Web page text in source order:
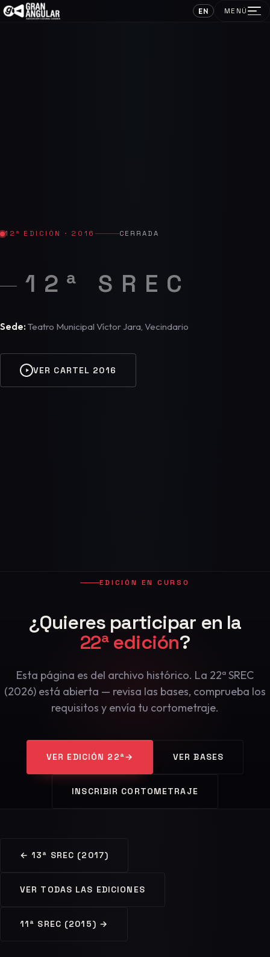
EN MENÚ
12ª EDICIÓN · 2016 CERRADA
12ª SREC
Sede: Teatro Municipal Víctor Jara, Vecindario
VER CARTEL 2016
EDICIÓN EN CURSO
¿Quieres participar en la
22ª edición?
Esta página es del archivo histórico. La 22ª SREC
(2026) está abierta — revisa las bases, comprueba los
requisitos y envía tu cortometraje.
VER EDICIÓN 22ª→ VER BASES
INSCRIBIR CORTOMETRAJE
← 13ª SREC (2017)
VER TODAS LAS EDICIONES
11ª SREC (2015) →